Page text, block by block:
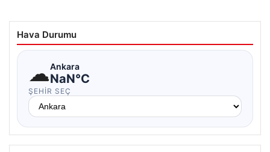
Hava Durumu
☁Ankara
NaN°C
ŞEHIR SEÇ